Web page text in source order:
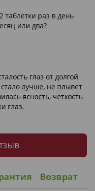
раз в день
или два?
глаз от долгой
лучше, не плывет
ясность, четкость
глаз.
Возврат